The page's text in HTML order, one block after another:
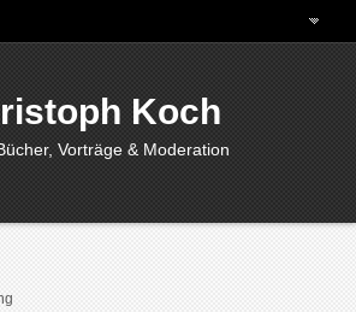
Koch
Vorträge & Moderation